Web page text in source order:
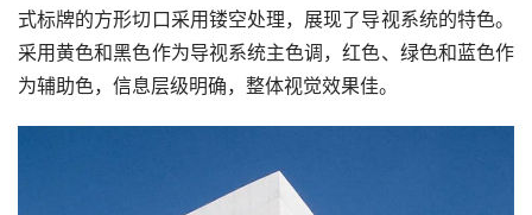
式标牌的方形切口采用镂空处理，展现了导视系统的特色。
采用黄色和黑色作为导视系统主色调，红色、绿色和蓝色作
为辅助色，信息层级明确，整体视觉效果佳。